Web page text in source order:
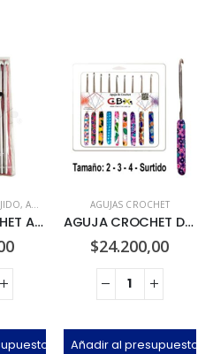
,AGUJAS CROCHET
AGUJA CROCHET ALUMINIO x 12u
AGUJAS CROCHET
AGUJA CROCHET DISEÑO x 9u
$24.200,00
Añadir al presupuesto